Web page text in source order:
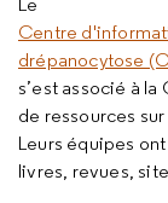
Centre
drépanocytose
s’est associé à
de ressources
Leurs équipes
livres, revues,